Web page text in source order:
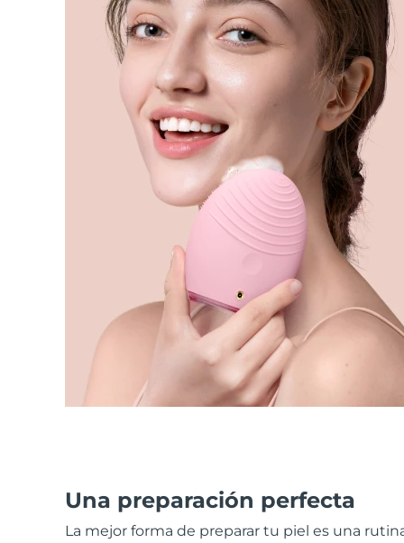
Una preparación perfecta
La mejor forma de preparar tu piel es una